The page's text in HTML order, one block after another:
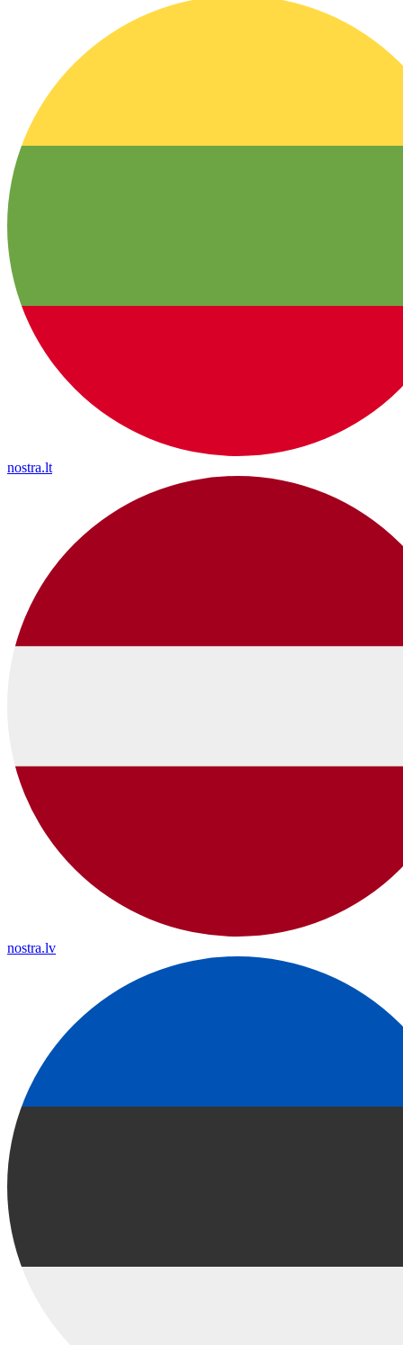
nostra.lt
nostra.lv